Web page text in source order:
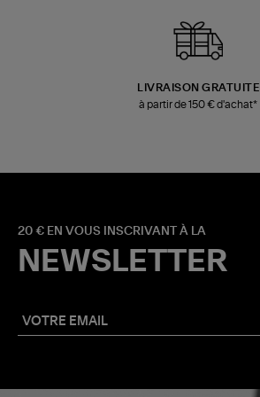
LIVRAISON GRATUITE
à partir de 150 € d'achat*
20 € EN VOUS INSCRIVANT À LA
NEWSLETTER